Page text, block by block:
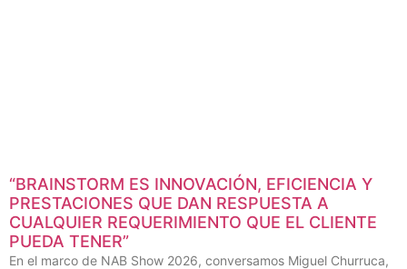
“BRAINSTORM ES INNOVACIÓN, EFICIENCIA Y
PRESTACIONES QUE DAN RESPUESTA A
CUALQUIER REQUERIMIENTO QUE EL CLIENTE
PUEDA TENER”
En el marco de NAB Show 2026, conversamos Miguel Churruca,